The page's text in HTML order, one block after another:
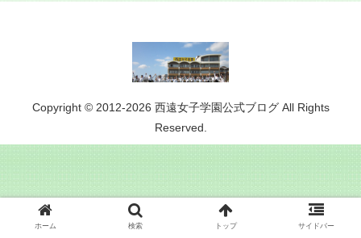
Copyright © 2012-2026 西遠女子学園公式ブログ All Rights
Reserved.
ホーム 検索 トップ サイドバー